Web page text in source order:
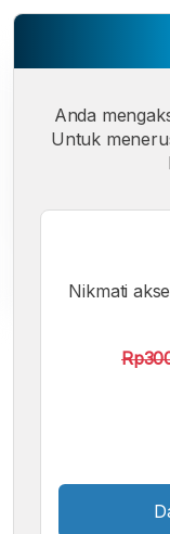
Anda
Untuk
Nikmati